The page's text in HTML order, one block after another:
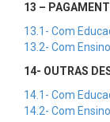
13 –
13.1- Com
13.2- Com
14- OUTRAS
14.1- Com
14.2- Com